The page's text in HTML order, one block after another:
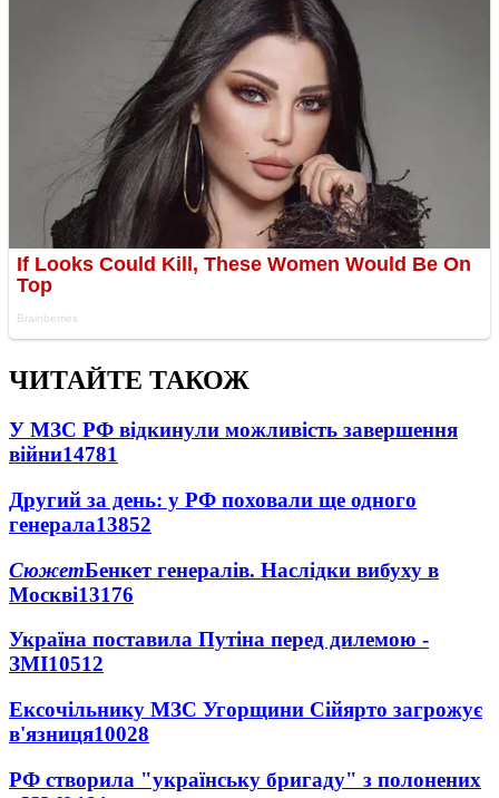
ЧИТАЙТЕ ТАКОЖ
У МЗС РФ відкинули можливість завершення
війни14781
Другий за день: у РФ поховали ще одного
генерала13852
СюжетБенкет генералів. Наслідки вибуху в
Москві13176
Україна поставила Путіна перед дилемою -
ЗМІ10512
Ексочільнику МЗС Угорщини Сійярто загрожує
в'язниця10028
РФ створила "українську бригаду" з полонених